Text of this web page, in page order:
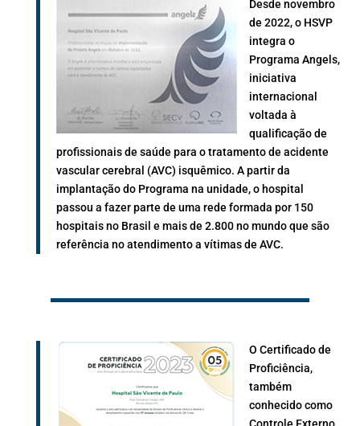
Desde novembro
de 2022, o HSVP
integra o
Programa Angels,
iniciativa
internacional
voltada à
qualificação de
profissionais de saúde para o tratamento de acidente
vascular cerebral (AVC) isquêmico. A partir da
implantação do Programa na unidade, o hospital
passou a fazer parte de uma rede formada por 150
hospitais no Brasil e mais de 2.800 no mundo que são
referência no atendimento a vítimas de AVC.
O Certificado de
Proficiência,
também
conhecido como